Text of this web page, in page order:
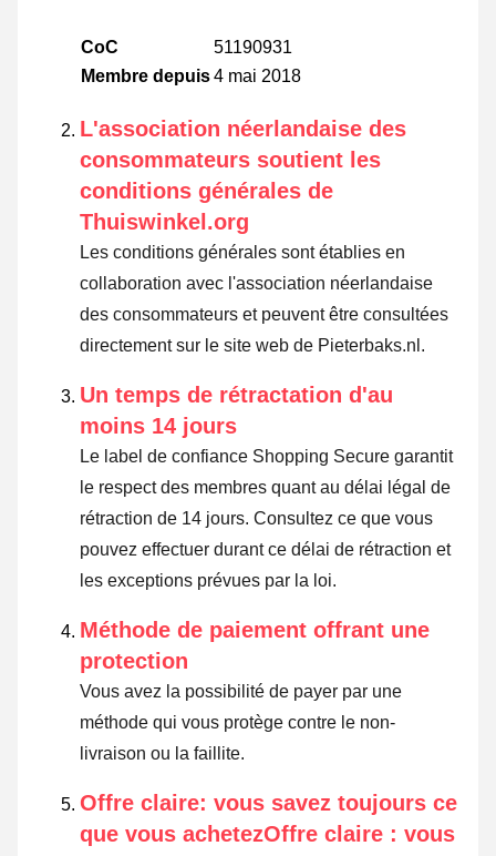
CoC
51190931
Membre depuis4 mai 2018
L'association néerlandaise des
consommateurs soutient les
conditions générales de
Thuiswinkel.org
Les conditions générales sont établies en
collaboration avec l'association néerlandaise
des consommateurs et peuvent être consultées
directement sur le site web de Pieterbaks.nl.
Un temps de rétractation d'au
moins 14 jours
Le label de confiance Shopping Secure garantit
le respect des membres quant au délai légal de
rétraction de 14 jours. Consultez ce que vous
pouvez effectuer durant ce délai de rétraction et
les exceptions prévues par la loi.
Méthode de paiement offrant une
protection
Vous avez la possibilité de payer par une
méthode qui vous protège contre le non-
livraison ou la faillite.
Offre claire: vous savez toujours ce
que vous achetezOffre claire : vous